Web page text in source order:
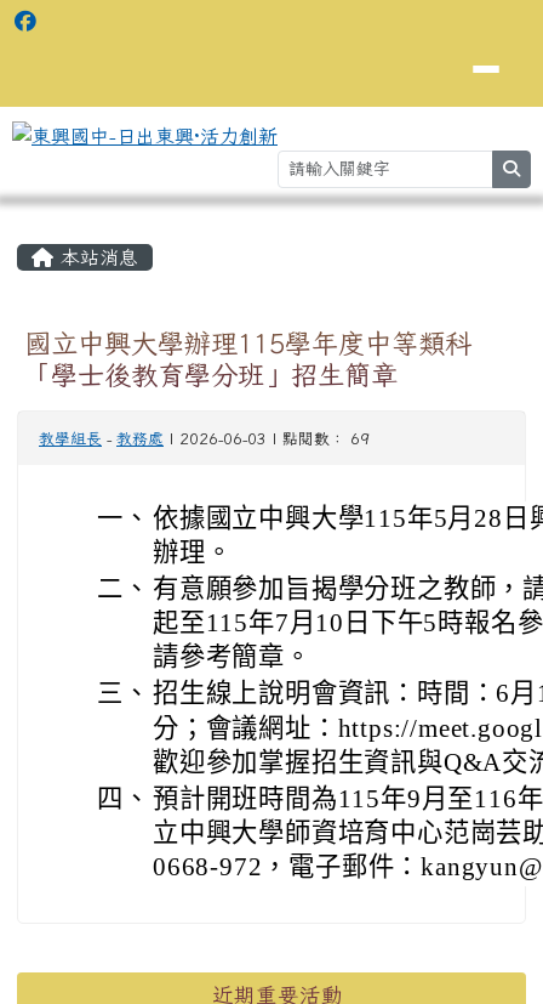
本站消息
國立中興大學辦理115學年度中等類科
「學士後教育學分班」招生簡章
教學組長 - 教務處 | 2026-06-03 | 點閱數： 69
一、 依據國立中興大學115年5月28日
辦理。
二、 有意願參加旨揭學分班之教師，
起至115年7月10日下午5時報名
請參考簡章。
三、 招生線上說明會資訊：時間：6
分；會議網址：https://
歡迎參加掌握招生資訊與Q&A交
四、 預計開班時間為115年9月至116
立中興大學師資培育中心范崗芸
0668-972，電子郵件：
近期重要活動